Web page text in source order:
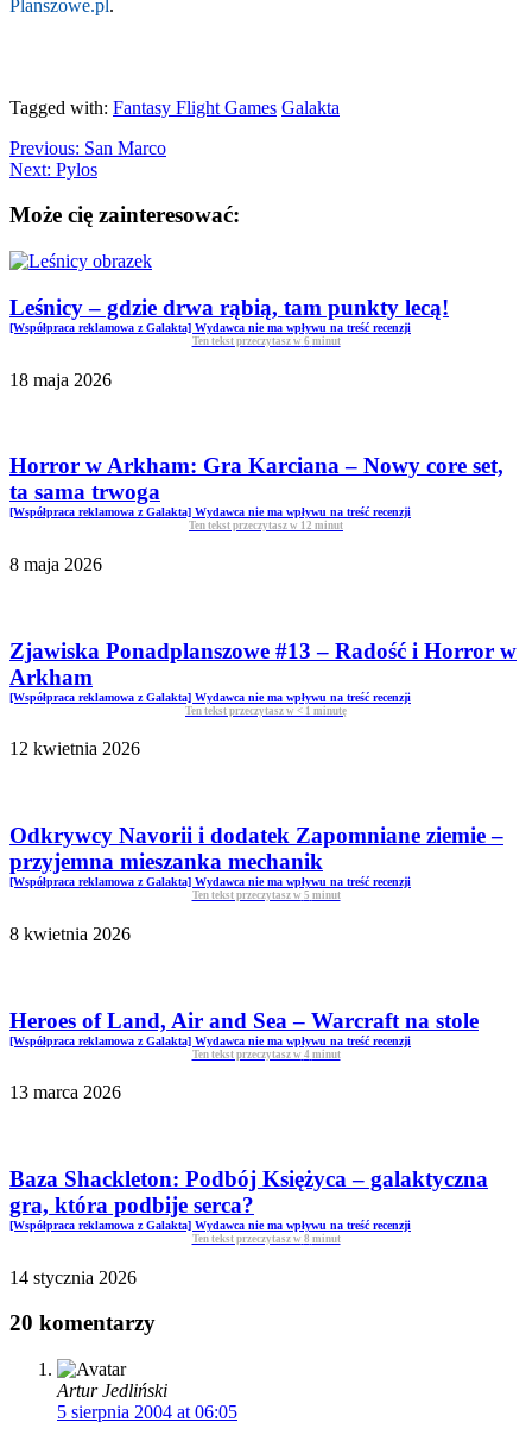
Planszowe.pl .
Tagged with: Fantasy Flight Games Galakta
Previous: San Marco
Next: Pylos
Może cię zainteresować:
Leśnicy – gdzie drwa rąbią, tam punkty lecą!
[Współpraca reklamowa z Galakta] Wydawca nie ma wpływu na treść recenzji
Ten tekst przeczytasz w 6 minut
18 maja 2026
Horror w Arkham: Gra Karciana – Nowy core set,
ta sama trwoga
[Współpraca reklamowa z Galakta] Wydawca nie ma wpływu na treść recenzji
Ten tekst przeczytasz w 12 minut
8 maja 2026
Zjawiska Ponadplanszowe #13 – Radość i Horror w
Arkham
[Współpraca reklamowa z Galakta] Wydawca nie ma wpływu na treść recenzji
Ten tekst przeczytasz w < 1 minutę
12 kwietnia 2026
Odkrywcy Navorii i dodatek Zapomniane ziemie –
przyjemna mieszanka mechanik
[Współpraca reklamowa z Galakta] Wydawca nie ma wpływu na treść recenzji
Ten tekst przeczytasz w 5 minut
8 kwietnia 2026
Heroes of Land, Air and Sea – Warcraft na stole
[Współpraca reklamowa z Galakta] Wydawca nie ma wpływu na treść recenzji
Ten tekst przeczytasz w 4 minut
13 marca 2026
Baza Shackleton: Podbój Księżyca – galaktyczna
gra, która podbije serca?
[Współpraca reklamowa z Galakta] Wydawca nie ma wpływu na treść recenzji
Ten tekst przeczytasz w 8 minut
14 stycznia 2026
20 komentarzy
Artur Jedliński
5 sierpnia 2004 at 06:05